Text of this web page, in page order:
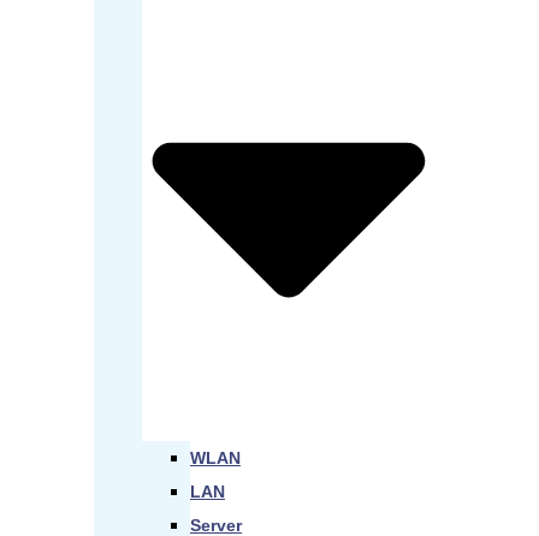
WLAN
LAN
Server